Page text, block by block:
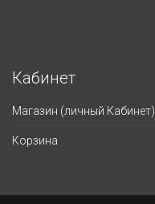
Кабинет
Магазин (личный Кабинет)
Корзина